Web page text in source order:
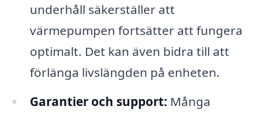
underhåll säkerställer att
värmepumpen fortsätter att fungera
optimalt. Det kan även bidra till att
förlänga livslängden på enheten.
Garantier och support: Många